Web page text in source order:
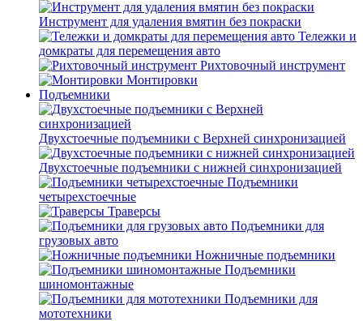
Инструмент для удаления вмятин без покраски
Тележки и
домкраты для перемещения авто
Рихтовочный инструмент
Монтировки
Подъемники
Двухстоечные подъемники с Верхней синхронизацией
Двухстоечные подъемники с нижней синхронизацией
Подъемники
четырехстоечные
Траверсы
Подъемники для
грузовых авто
Ножничные подъемники
Подъемники
шиномонтажные
Подъемники для
мототехники